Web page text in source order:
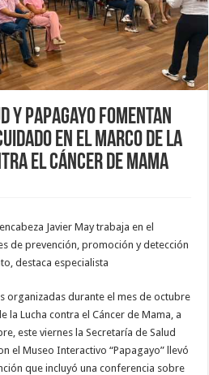
y Papagayo fomentan
en el marco de la
el cáncer de mama
Javier May trabaja en el
de prevención, promoción y detección
destaca especialista
organizadas durante el mes de octubre
la Lucha contra el Cáncer de Mama, a
este viernes la Secretaría de Salud
el Museo Interactivo “Papagayo” llevó
que incluyó una conferencia sobre